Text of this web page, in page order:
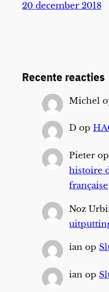
20 december 2018
Recente reacties
Michel
D op
Pieter op
histoire
française
Noz
ian op
ian op